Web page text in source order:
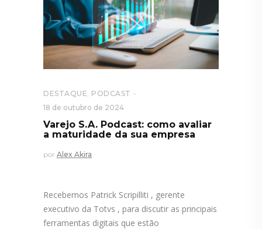
DESTAQUE PODCAST
18 de outubro de 2024
Varejo S.A. Podcast: como avaliar
a maturidade da sua empresa
por Alex Akira
Recebemos Patrick Scripilliti , gerente
executivo da Totvs , para discutir as principais
ferramentas digitais que estão